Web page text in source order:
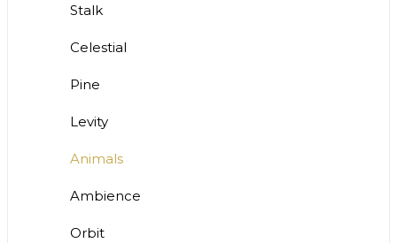
Stalk
Celestial
Pine
Levity
Animals
Ambience
Orbit